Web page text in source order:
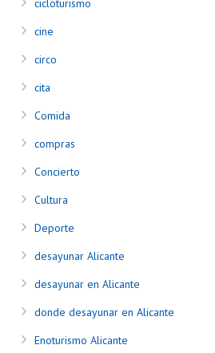
cicloturismo
cine
circo
cita
Comida
compras
Concierto
Cultura
Deporte
desayunar Alicante
desayunar en Alicante
donde desayunar en Alicante
Enoturismo Alicante